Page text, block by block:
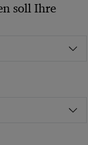
soll Ihre